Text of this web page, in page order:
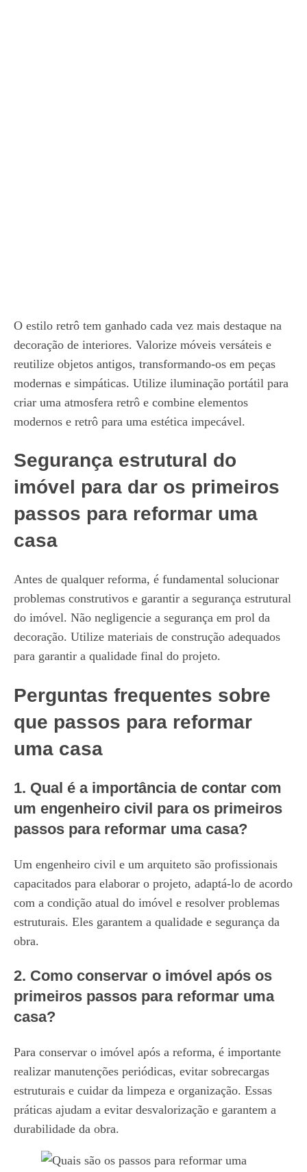
O estilo retrô tem ganhado cada vez mais destaque na
decoração de interiores. Valorize móveis versáteis e
reutilize objetos antigos, transformando-os em peças
modernas e simpáticas. Utilize iluminação portátil para
criar uma atmosfera retrô e combine elementos
modernos e retrô para uma estética impecável.
Segurança estrutural do
imóvel para dar os primeiros
passos para reformar uma
casa
Antes de qualquer reforma, é fundamental solucionar
problemas construtivos e garantir a segurança estrutural
do imóvel. Não negligencie a segurança em prol da
decoração. Utilize materiais de construção adequados
para garantir a qualidade final do projeto.
Perguntas frequentes sobre
que passos para reformar
uma casa
1. Qual é a importância de contar com
um engenheiro civil para os primeiros
passos para reformar uma casa?
Um engenheiro civil e um arquiteto são profissionais
capacitados para elaborar o projeto, adaptá-lo de acordo
com a condição atual do imóvel e resolver problemas
estruturais. Eles garantem a qualidade e segurança da
obra.
2. Como conservar o imóvel após os
primeiros passos para reformar uma
casa?
Para conservar o imóvel após a reforma, é importante
realizar manutenções periódicas, evitar sobrecargas
estruturais e cuidar da limpeza e organização. Essas
práticas ajudam a evitar desvalorização e garantem a
durabilidade da obra.